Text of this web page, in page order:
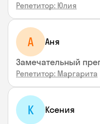
Репетитор: Юлия
А Аня
Замечательный
Репетитор: Маргарита
К Ксения